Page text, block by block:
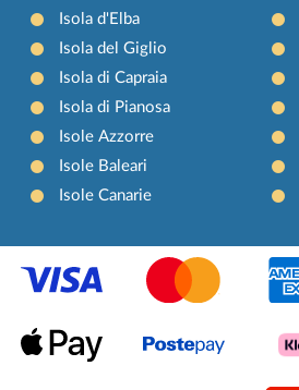
Isola d'Elba
Isola del Giglio
Isola di Capraia
Isola di Pianosa
Isole Azzorre
Isole Baleari
Isole Canarie